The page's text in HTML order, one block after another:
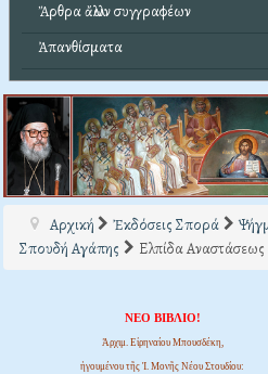
Ἄρθρα ἄλλων συγγραφέων
Ἀπανθίσματα
Αρχική Ἐκδόσεις Σπορά
Σπουδή Αγάπης
Ελπίδα Αναστάσεως
ΝΕΟ ΒΙΒΛΙΟ!
Ἀρχιμ. Εἰρηναίου Μπουσδέκη,
ἡγουμένου τῆς Ἱ. Μονῆς Νέου Στουδίου: